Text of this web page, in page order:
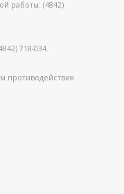
работы: (4842)
718-034.
противодействия